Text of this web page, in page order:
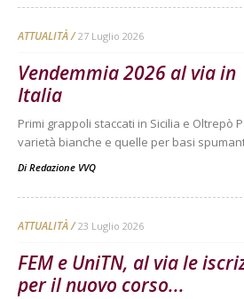
ATTUALITÀ 27 Luglio 2026
Vendemmia 2026 al via in
Italia
Primi grappoli staccati in Sicilia e Oltrepò
varietà bianche e quelle per basi
Di Redazione VVQ
ATTUALITÀ 23 Luglio 2026
FEM e UniTN, al via le
per il nuovo corso...